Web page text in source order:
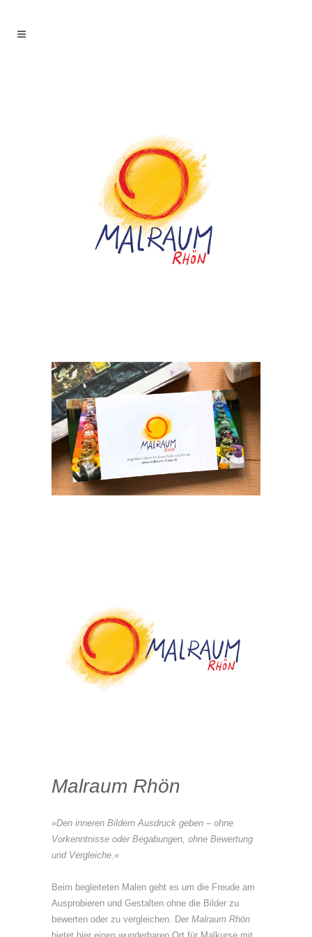
Malraum Rhön
»Den inneren Bildern Ausdruck geben – ohne
Vorkenntnisse oder Begabungen, ohne Bewertung
und Vergleiche.«
Beim begleiteten Malen geht es um die Freude am
Ausprobieren und Gestalten ohne die Bilder zu
bewerten oder zu vergleichen. Der Malraum Rhön